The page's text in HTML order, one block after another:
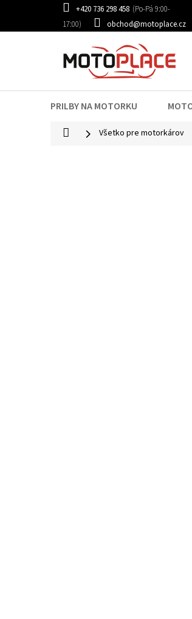
+420 736 298 458
obchod@motoplace.cz
PRILBY NA MOTORKU
DomovVšetko pre motorkárov